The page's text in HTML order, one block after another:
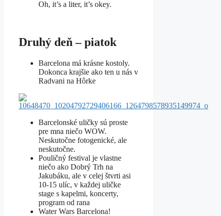
Oh, it’s a liter, it’s okey.
Druhý deň – piatok
Barcelona má krásne kostoly.
Dokonca krajšie ako ten u nás v
Radvani na Hôrke
Barcelonské uličky sú proste
pre mna niečo WOW.
Neskutočne fotogenické, ale
neskutočne.
Pouličný festival je vlastne
niečo ako Dobrý Trh na
Jakubáku, ale v celej štvrti asi
10-15 ulíc, v každej uličke
stage s kapelmi, koncerty,
program od rana
Water Wars Barcelona!